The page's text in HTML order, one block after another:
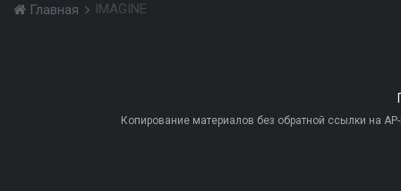
Главная IMAGINE
Копирование материалов без обратной ссылки на